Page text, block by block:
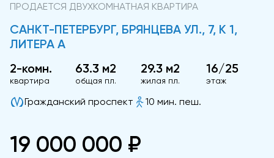
ПРОДАЕТСЯ ДВУХКОМНАТНАЯ КВАРТИРА
САНКТ-ПЕТЕРБУРГ, БРЯНЦЕВА УЛ., 7, К 1,
ЛИТЕРА А
2-комн.
квартира
63.3 м2
общая пл.
29.3 м2
жилая пл.
16/25
этаж
Гражданский проспект 10 мин. пеш.
19 000 000 ₽